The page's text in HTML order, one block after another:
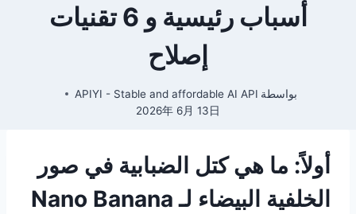
أسباب رئيسية و 6 تقنيات
إصلاح
بواسطة APIYI - Stable and affordable AI API
2026年 6月 13日
أولاً: ما هي كتل الضبابية في صور
الخلفية البيضاء لـ Nano Banana